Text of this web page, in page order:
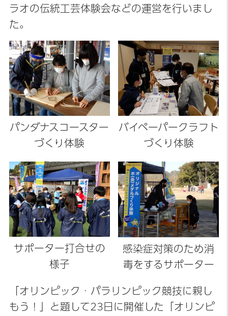
ラオの伝統工芸体験会などの運営を行いまし
た。
パンダナスコースター
づくり体験
バイペーパークラフト
づくり体験
サポーター打合せの
様子
感染症対策のため消
毒をするサポーター
「オリンピック・パラリンピック競技に親し
もう！」と題して23日に開催した「オリンピ